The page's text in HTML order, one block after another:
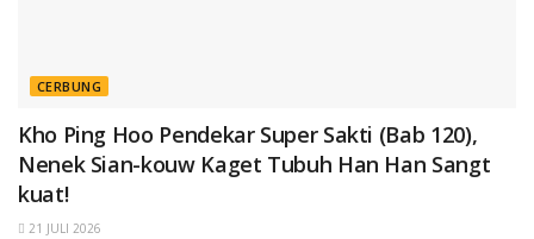
CERBUNG
Kho Ping Hoo Pendekar Super Sakti (Bab 120),
Nenek Sian-kouw Kaget Tubuh Han Han Sangt
kuat!
21 JULI 2026